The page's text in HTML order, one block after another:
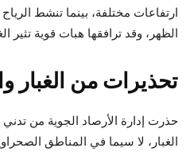
ارتفاعات مختلفة، بينما تنشط
الظهر، وقد ترافقها هبات قوية تثير
تحذيرات من الغبار
حذرت إدارة الأرصاد الجوية من
الغبار، لا سيما في المناطق